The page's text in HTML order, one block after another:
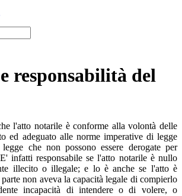
responsabilità del
l'atto notarile è conforme alla volontà delle
ed adeguato alle norme imperative di legge
che non possono essere derogate per
infatti responsabile se l'atto notarile è nullo
illecito o illegale; e lo è anche se l'atto è
non aveva la capacità legale di compierlo
incapacità di intendere o di volere, o